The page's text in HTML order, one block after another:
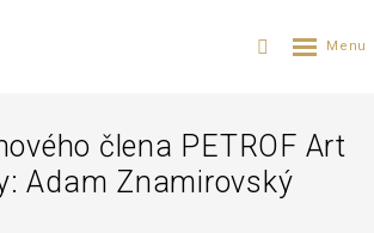
člena PETROF Art
Adam Znamirovský